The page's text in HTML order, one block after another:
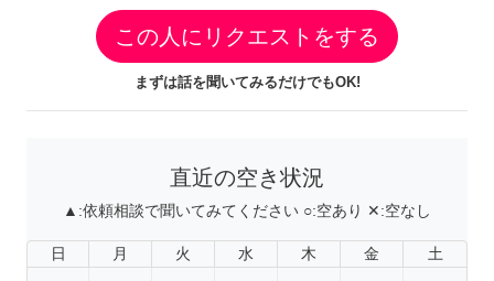
この人にリクエストをする
まずは話を聞いてみるだけでもOK!
直近の空き状況
▲:依頼相談で聞いてみてください ○:空あり ✕:空なし
日 月 火 水 木 金 土